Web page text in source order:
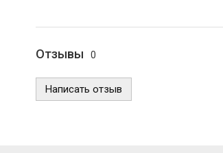
Отзывы 0
Написать отзыв